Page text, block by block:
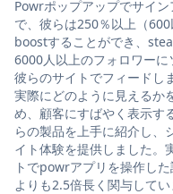
Powrポップアップでサイ
で、彼らは250％以上（
boostすることができ、
6000人以上のフォロワー
彼らのサイトでフィード
実際にどのように見える
め、顧客にすばやく表示す
らの製品を上手に紹介し、
イト体験を提供しました。
トでpowrアプリを操作し
よりも2.5倍長く関与してい